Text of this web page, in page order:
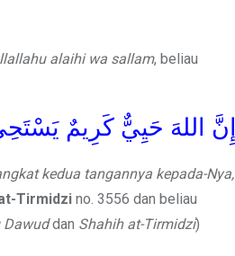
alaihi wa sallam, beliau
إِنَّ اللهَ حَيِيٌّ كَرِيمٌ
kedua tangannya kepada-Nya,
Tirmidzi no. 3556 dan beliau
Dawuddan Shahih at-Tirmidzi)